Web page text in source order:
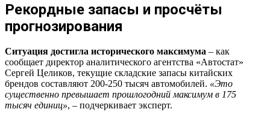
Рекордные запасы и просчёты
прогнозирования
Ситуация достигла исторического максимума – как
сообщает директор аналитического агентства «Автостат»
Сергей Целиков, текущие складские запасы китайских
брендов составляют 200-250 тысяч автомобилей. «Это
существенно превышает прошлогодний максимум в 175
тысяч единиц», – подчеркивает эксперт.